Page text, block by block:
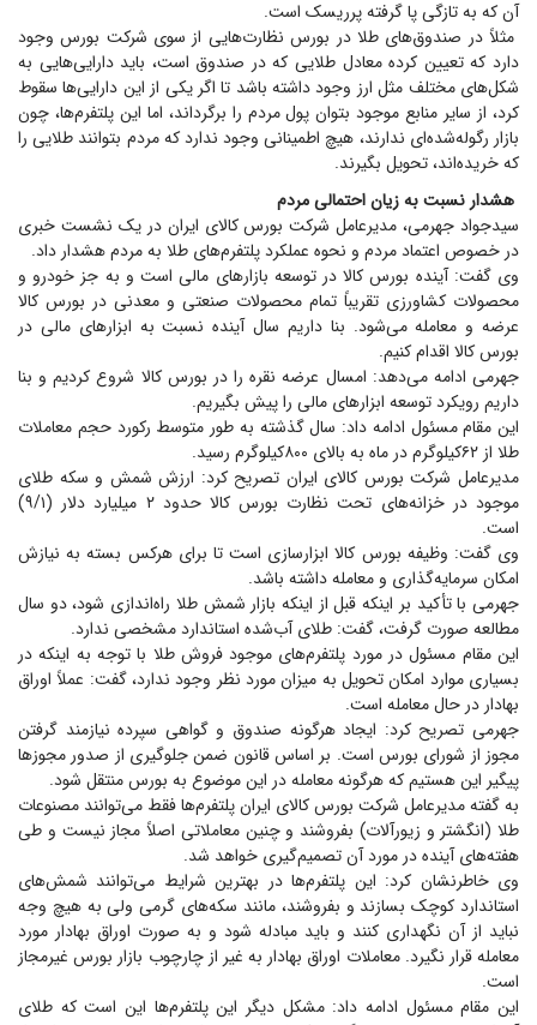
آن که به تازگی پا گرفته پرریسک است.
مثلاً در صندوق‌های طلا در بورس نظارت‌هایی از سوی شرکت بورس وجود
دارد که تعیین کرده معادل طلایی که در صندوق است، باید دارایی‌هایی به
شکل‌های مختلف مثل ارز وجود داشته باشد تا اگر یکی از این دارایی‌ها سقوط
کرد، از سایر منابع موجود بتوان پول مردم را برگرداند، اما این پلتفرم‌ها، چون
بازار رگوله‌شده‌ای ندارند، هیچ اطمینانی وجود ندارد که مردم بتوانند طلایی را
که خریده‌اند، تحویل بگیرند.
هشدار نسبت به زیان احتمالی مردم
سیدجواد جهرمی، مدیرعامل شرکت بورس کالای ایران در یک نشست خبری
در خصوص اعتماد مردم و نحوه عملکرد پلتفرم‌های طلا به مردم هشدار داد.
وی گفت: آینده بورس کالا در توسعه بازار‌های مالی است و به جز خودرو و
محصولات کشاورزی تقریباً تمام محصولات صنعتی و معدنی در بورس کالا
عرضه و معامله می‌شود. بنا داریم سال آینده نسبت به ابزار‌های مالی در
بورس کالا اقدام کنیم.
جهرمی ادامه می‌دهد: امسال عرضه نقره را در بورس کالا شروع کردیم و بنا
داریم رویکرد توسعه ابزار‌های مالی را پیش بگیریم.
این مقام مسئول ادامه داد: سال گذشته به طور متوسط رکورد حجم معاملات
طلا از ۶۲کیلوگرم در ماه به بالای ۸۰۰کیلوگرم رسید.
مدیرعامل شرکت بورس کالای ایران تصریح کرد: ارزش شمش و سکه طلای
موجود در خزانه‌های تحت نظارت بورس کالا حدود ۲ میلیارد دلار (۹/۱)
است.
وی گفت: وظیفه بورس کالا ابزار‌سازی است تا برای هرکس بسته به نیازش
امکان سرمایه‌گذاری و معامله داشته باشد.
جهرمی با تأکید بر اینکه قبل از اینکه بازار شمش طلا راه‌اندازی شود، دو سال
مطالعه صورت گرفت، گفت: طلای آب‌شده استاندارد مشخصی ندارد.
این مقام مسئول در مورد پلتفرم‌های موجود فروش طلا با توجه به اینکه در
بسیاری موارد امکان تحویل به میزان مورد نظر وجود ندارد، گفت: عملاً اوراق
بهادار در حال معامله است.
جهرمی تصریح کرد: ایجاد هرگونه صندوق و گواهی سپرده نیازمند گرفتن
مجوز از شورای بورس است. بر اساس قانون ضمن جلوگیری از صدور مجوز‌ها
پیگیر این هستیم که هرگونه معامله در این موضوع به بورس منتقل شود.
به گفته مدیرعامل شرکت بورس کالای ایران پلتفرم‌ها فقط می‌توانند مصنوعات
طلا (انگشتر و زیورآلات) بفروشند و چنین معاملاتی اصلاً مجاز نیست و طی
هفته‌های آینده در مورد آن تصمیم‌گیری خواهد شد.
وی خاطرنشان کرد: این پلتفرم‌ها در بهترین شرایط می‌توانند شمش‌های
استاندارد کوچک بسازند و بفروشند، مانند سکه‌های گرمی ولی به هیچ وجه
نباید از آن نگهداری کنند و باید مبادله شود و به صورت اوراق بهادار مورد
معامله قرار نگیرد. معاملات اوراق بهادار به غیر از چارچوب بازار بورس غیرمجاز
است.
این مقام مسئول ادامه داد: مشکل دیگر این پلتفرم‌ها این است که طلای